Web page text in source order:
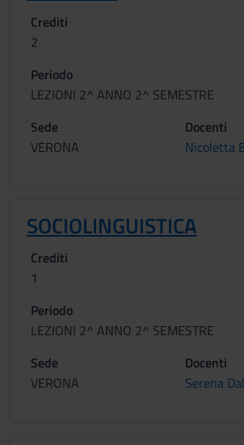
Crediti
2
Periodo
LEZIONI 2^ ANNO 2^ SEMESTRE
Sede
VERONA
Docenti
Nicoletta
SOCIOLINGUISTICA
Crediti
1
Periodo
LEZIONI 2^ ANNO 2^ SEMESTRE
Sede
VERONA
Docenti
Serena